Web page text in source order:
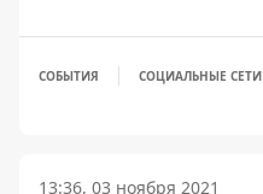
СОБЫТИЯ СОЦИАЛЬНЫЕ СЕТИ
13:36, 03 ноября 2021